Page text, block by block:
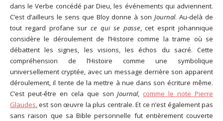
dans le Verbe concédé par Dieu, les événements qui adviennent.
C’est d’ailleurs le sens que Bloy donne à son Journal. Au-delà de
tout regard profane surce qui se passe , cet esprit johannique
considère le déroulement de l’Histoire comme la trame où se
débattent les signes, les visions, les échos du sacré. Cette
compréhension de l’Histoire comme une symbolique
universellement cryptée, avec un message derrière son apparent
déroulement, il tente de la mettre à nue dans son écriture même.
C’est peut-être en cela que son Journal, comme le note Pierre
Glaudes , est son œuvre la plus centrale. Et ce n’est également pas
sans raison que sa Bible personnelle fut entièrement couverte